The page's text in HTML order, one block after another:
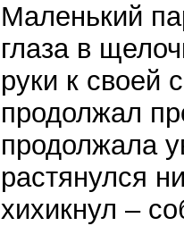
Маленький
глаза в
руки к своей
продолжал
продолжала
растянулся
хихикнул –